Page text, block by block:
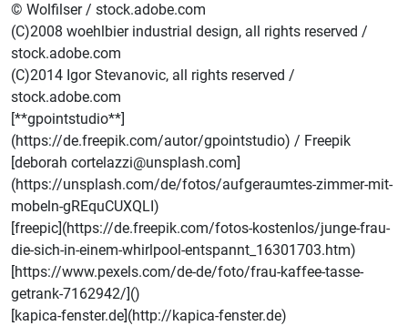
© Wolfilser / stock.adobe.com
(C)2008 woehlbier industrial design, all rights reserved /
stock.adobe.com
(C)2014 Igor Stevanovic, all rights reserved /
stock.adobe.com
[**gpointstudio**]
(https://de.freepik.com/autor/gpointstudio) / Freepik
[deborah cortelazzi@unsplash.com]
(https://unsplash.com/de/fotos/aufgeraumtes-zimmer-mit-
mobeln-gREquCUXQLI)
[freepic](https://de.freepik.com/fotos-kostenlos/junge-frau-
die-sich-in-einem-whirlpool-entspannt_16301703.htm)
[https://www.pexels.com/de-de/foto/frau-kaffee-tasse-
getrank-7162942/]()
[kapica-fenster.de](http://kapica-fenster.de)